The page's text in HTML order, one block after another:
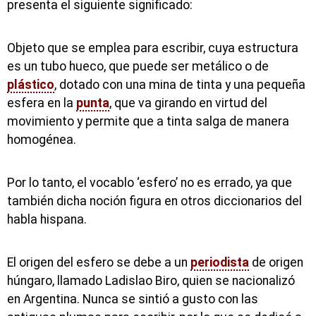
presenta el siguiente significado:
Objeto que se emplea para escribir, cuya estructura
es un tubo hueco, que puede ser metálico o de
plástico, dotado con una mina de tinta y una pequeña
esfera en la punta, que va girando en virtud del
movimiento y permite que a tinta salga de manera
homogénea.
Por lo tanto, el vocablo ‘esfero’ no es errado, ya que
también dicha noción figura en otros diccionarios del
habla hispana.
El origen del esfero se debe a un periodista de origen
húngaro, llamado Ladislao Biro, quien se nacionalizó
en Argentina. Nunca se sintió a gusto con las